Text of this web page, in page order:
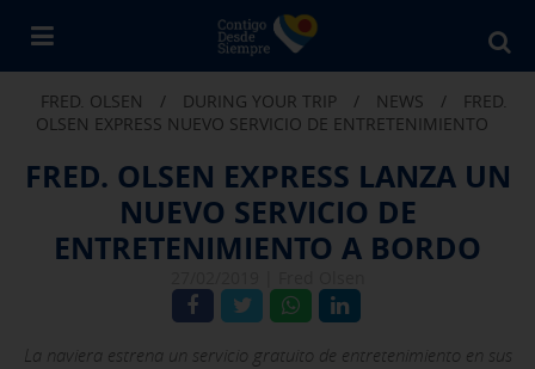
FRED. OLSEN / DURING YOUR TRIP / NEWS /
FRED.
OLSEN EXPRESS NUEVO SERVICIO DE ENTRETENIMIENTO
FRED. OLSEN EXPRESS LANZA UN
NUEVO SERVICIO DE
ENTRETENIMIENTO A BORDO
La naviera estrena un servicio gratuito de entretenimiento en sus